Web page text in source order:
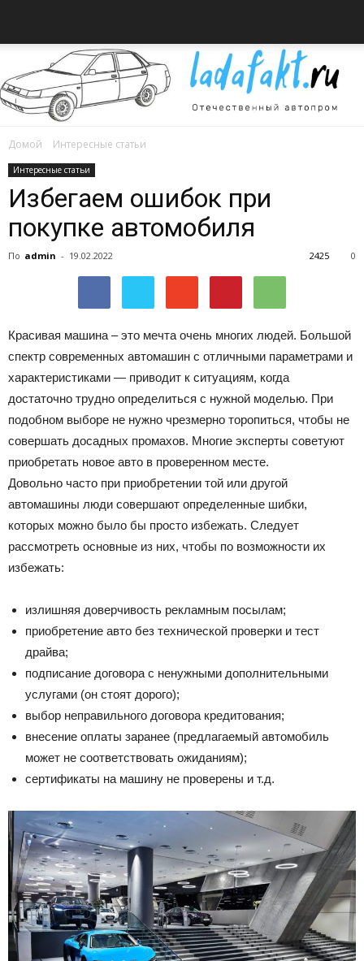
об
автомобилях
Лада
Домой Интересные статьи
Интересные статьи
Избегаем ошибок при
покупке автомобиля
По admin - 19.02.2022 0
2425
Красивая машина – это мечта очень многих людей. Большой
спектр современных автомашин с отличными параметрами и
характеристиками — приводит к ситуациям, когда
достаточно трудно определиться с нужной моделью. При
подобном выборе не нужно чрезмерно торопиться, чтобы не
совершать досадных промахов. Многие эксперты советуют
приобретать новое авто в проверенном месте.
Довольно часто при приобретении той или другой
автомашины люди совершают определенные шибки,
которых можно было бы просто избежать. Следует
рассмотреть основные из них, чтобы по возможности их
избежать:
излишняя доверчивость рекламным посылам;
приобретение авто без технической проверки и тест
драйва;
подписание договора с ненужными дополнительными
услугами (он стоят дорого);
выбор неправильного договора кредитования;
внесение оплаты заранее (предлагаемый автомобиль
может не соответствовать ожиданиям);
сертификаты на машину не проверены и т.д.